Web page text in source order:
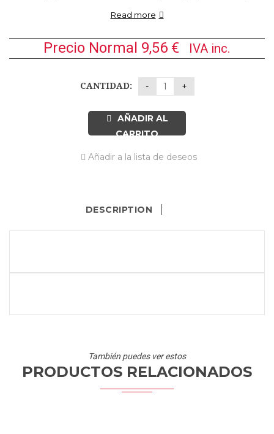
aceite de sándalo y manteca de karité, y adecuado para
barbas gruesas y duras, calma la piel y la protege de la
agresión de la navaja.
Read more
Precio Normal 9,56 € IVA inc.
CANTIDAD:
AÑADIR AL
CARRITO
Añadir a la lista de deseos
DESCRIPTION
También puedes ver estos
PRODUCTOS RELACIONADOS